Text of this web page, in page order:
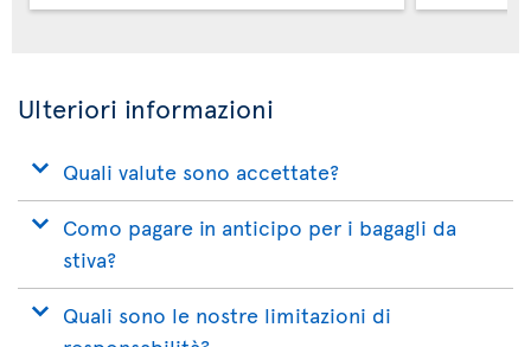
Ulteriori informazioni
Quali valute sono accettate?
Como pagare in anticipo per i bagagli da
stiva?
Quali sono le nostre limitazioni di